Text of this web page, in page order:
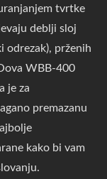
tvrtke
deblji sloj
odrezak), prženih
WBB-400
je za
premazanu
kako bi vam